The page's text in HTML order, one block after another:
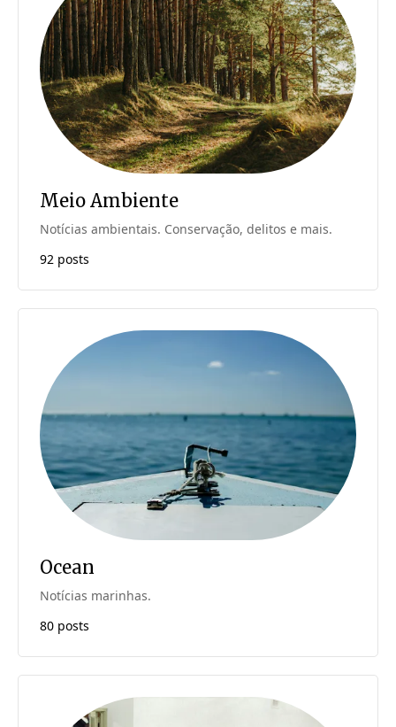
Meio Ambiente
Notícias ambientais. Conservação, delitos e mais.
92 posts
Ocean
Notícias marinhas.
80 posts